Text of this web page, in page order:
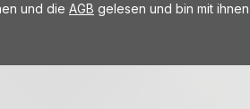
und die AGB gelesen und bin mit ihnen